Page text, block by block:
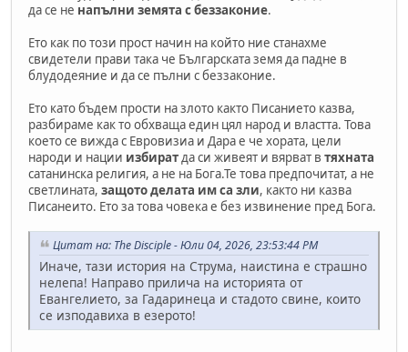
да се не напълни земята с беззаконие.
Ето как по този прост начин на който ние станахме
свидетели прави така че Българската земя да падне в
блудодеяние и да се пълни с беззаконие.
Ето като бъдем прости на злото както Писанието казва,
разбираме как то обхваща един цял народ и властта. Това
което се вижда с Евровизиа и Дара е че хората, цели
народи и нации избиратда си живеят и вярват в тяхната
сатанинска религия, а не на Бога.Те това предпочитат, а не
светлината, защото делата им са зли, както ни казва
Писанеито. Ето за това човека е без извинение пред Бога.
Цитат на: The Disciple - Юли 04, 2026, 23:53:44 PM
Иначе, тази история на Струма, наистина е страшно
нелепа! Направо прилича на историята от
Евангелието, за Гадаринеца и стадото свине, които
се изподавиха в езерото!